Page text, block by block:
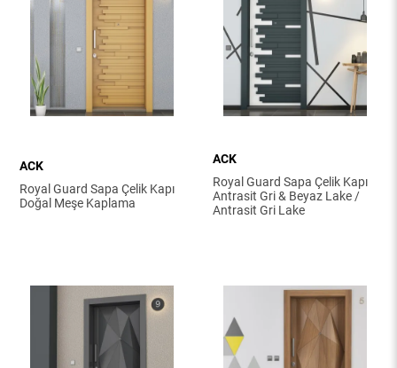
ACK
Royal Guard Sapa Çelik Kapı
Doğal Meşe Kaplama
ACK
Royal Guard Sapa Çelik Kapı
Antrasit Gri & Beyaz Lake /
Antrasit Gri Lake